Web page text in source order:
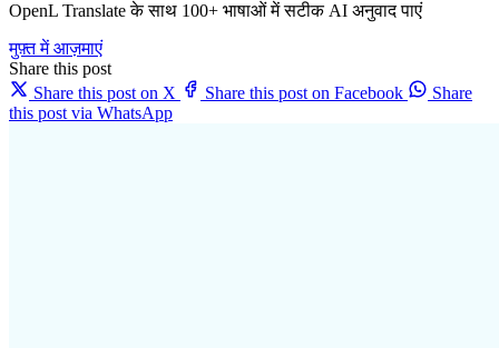
OpenL Translate के साथ 100+ भाषाओं में सटीक AI अनुवाद पाएं
मुफ़्त में आज़माएं
Share this post
Share this post on X
Share this post on Facebook
Share
this post via WhatsApp